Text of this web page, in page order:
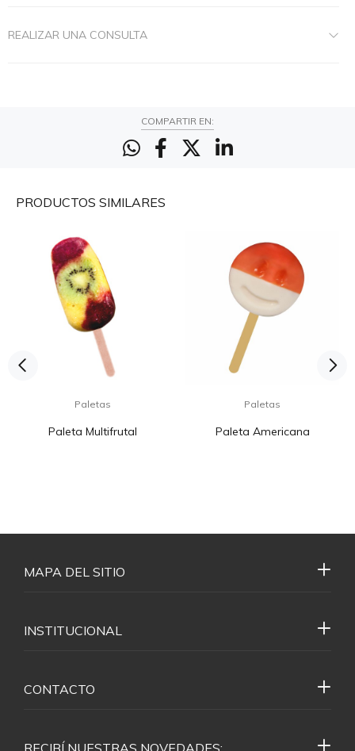
REALIZAR UNA CONSULTA
COMPARTIR EN:
PRODUCTOS SIMILARES
Paletas
Paleta Multifrutal
Paletas
Paleta Americana
RECIBÍ NUESTRAS NOVEDADES:
MAPA DEL SITIO
INSTITUCIONAL
CONTACTO